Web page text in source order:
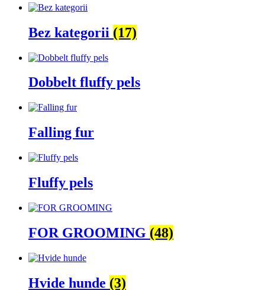
Bez kategorii (17)
Dobbelt fluffy pels
Falling fur
Fluffy pels
FOR GROOMING (48)
Hvide hunde (3)